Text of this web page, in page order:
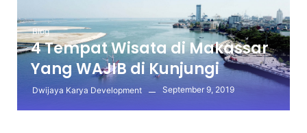
Blog
4 Tempat Wisata di Makassar
Yang WAJIB di Kunjungi
Dwijaya Karya Development September 9, 2019